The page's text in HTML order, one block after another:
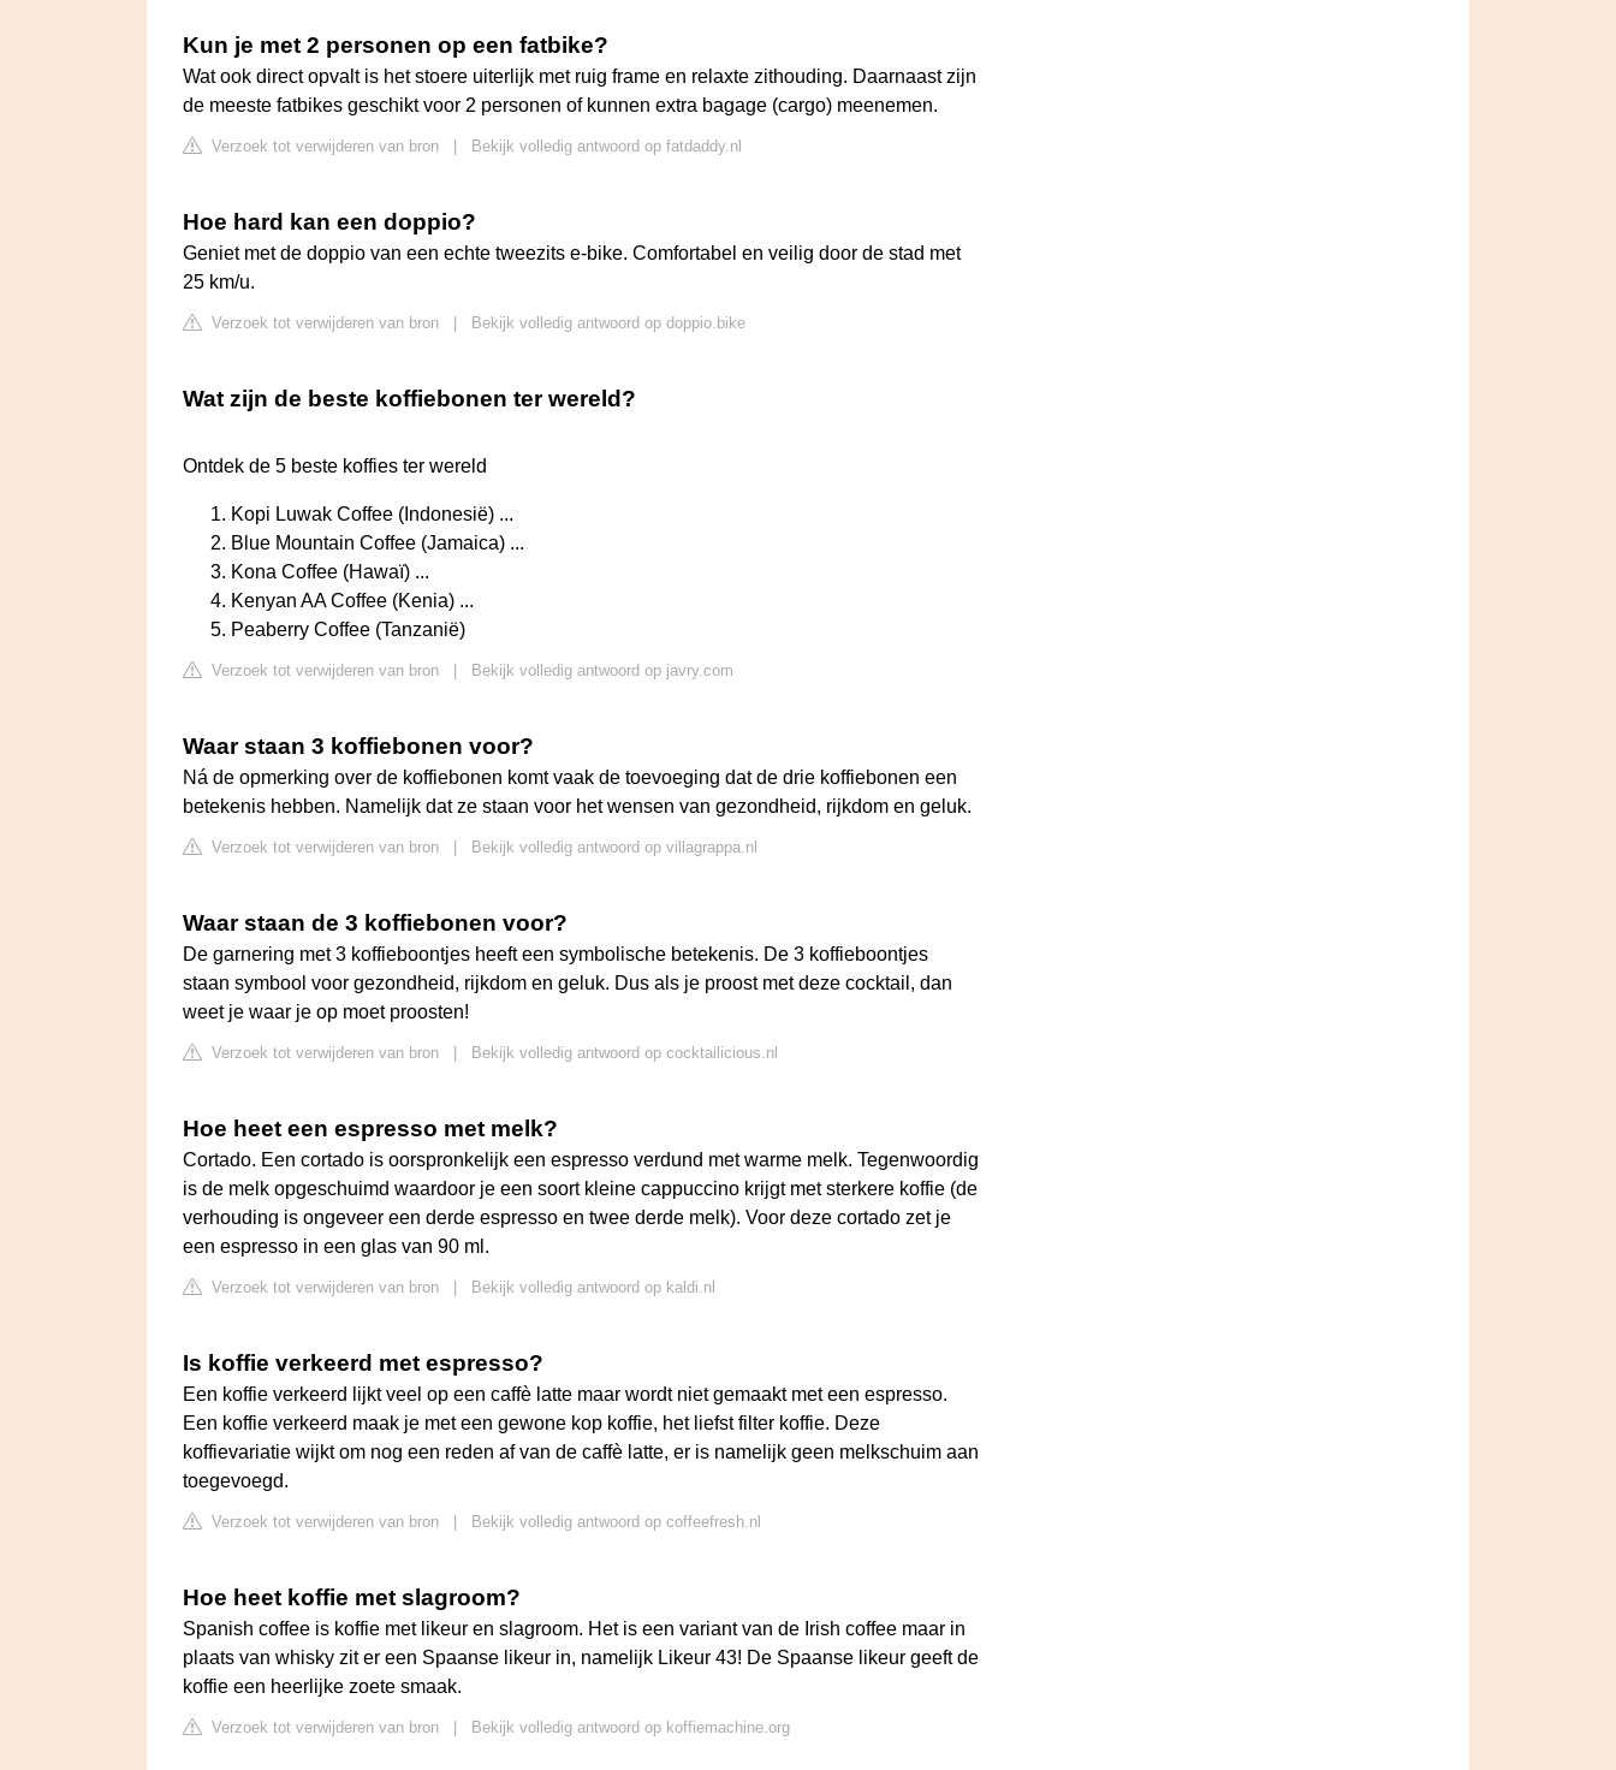
Kun je met 2 personen op een fatbike?
Wat ook direct opvalt is het stoere uiterlijk met ruig frame en relaxte zithouding. Daarnaast zijn
de meeste fatbikes geschikt voor 2 personen of kunnen extra bagage (cargo) meenemen.
Verzoek tot verwijderen van bron Bekijk volledig antwoord op fatdaddy.nl
Hoe hard kan een doppio?
Geniet met de doppio van een echte tweezits e-bike. Comfortabel en veilig door de stad met
25 km/u.
Verzoek tot verwijderen van bron Bekijk volledig antwoord op doppio.bike
Wat zijn de beste koffiebonen ter wereld?
Ontdek de 5 beste koffies ter wereld
Kopi Luwak Coffee (Indonesië) ...
Blue Mountain Coffee (Jamaica) ...
Kona Coffee (Hawaï) ...
Kenyan AA Coffee (Kenia) ...
Peaberry Coffee (Tanzanië)
Verzoek tot verwijderen van bron Bekijk volledig antwoord op javry.com
Waar staan 3 koffiebonen voor?
Ná de opmerking over de koffiebonen komt vaak de toevoeging dat de drie koffiebonen een
betekenis hebben. Namelijk dat ze staan voor het wensen van gezondheid, rijkdom en geluk.
Verzoek tot verwijderen van bron Bekijk volledig antwoord op villagrappa.nl
Waar staan de 3 koffiebonen voor?
De garnering met 3 koffieboontjes heeft een symbolische betekenis. De 3 koffieboontjes
staan symbool voor gezondheid, rijkdom en geluk. Dus als je proost met deze cocktail, dan
weet je waar je op moet proosten!
Verzoek tot verwijderen van bron Bekijk volledig antwoord op cocktailicious.nl
Hoe heet een espresso met melk?
Cortado. Een cortado is oorspronkelijk een espresso verdund met warme melk. Tegenwoordig
is de melk opgeschuimd waardoor je een soort kleine cappuccino krijgt met sterkere koffie (de
verhouding is ongeveer een derde espresso en twee derde melk). Voor deze cortado zet je
een espresso in een glas van 90 ml.
Verzoek tot verwijderen van bron Bekijk volledig antwoord op kaldi.nl
Is koffie verkeerd met espresso?
Een koffie verkeerd lijkt veel op een caffè latte maar wordt niet gemaakt met een espresso.
Een koffie verkeerd maak je met een gewone kop koffie, het liefst filter koffie. Deze
koffievariatie wijkt om nog een reden af van de caffè latte, er is namelijk geen melkschuim aan
toegevoegd.
Verzoek tot verwijderen van bron Bekijk volledig antwoord op coffeefresh.nl
Hoe heet koffie met slagroom?
Spanish coffee is koffie met likeur en slagroom. Het is een variant van de Irish coffee maar in
plaats van whisky zit er een Spaanse likeur in, namelijk Likeur 43! De Spaanse likeur geeft de
koffie een heerlijke zoete smaak.
Verzoek tot verwijderen van bron Bekijk volledig antwoord op koffiemachine.org